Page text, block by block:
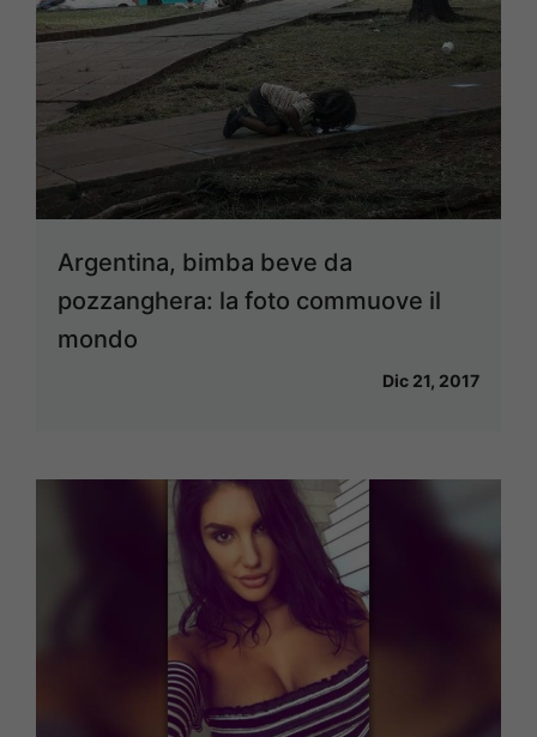
Argentina, bimba beve da
pozzanghera: la foto commuove il
mondo
Dic 21, 2017